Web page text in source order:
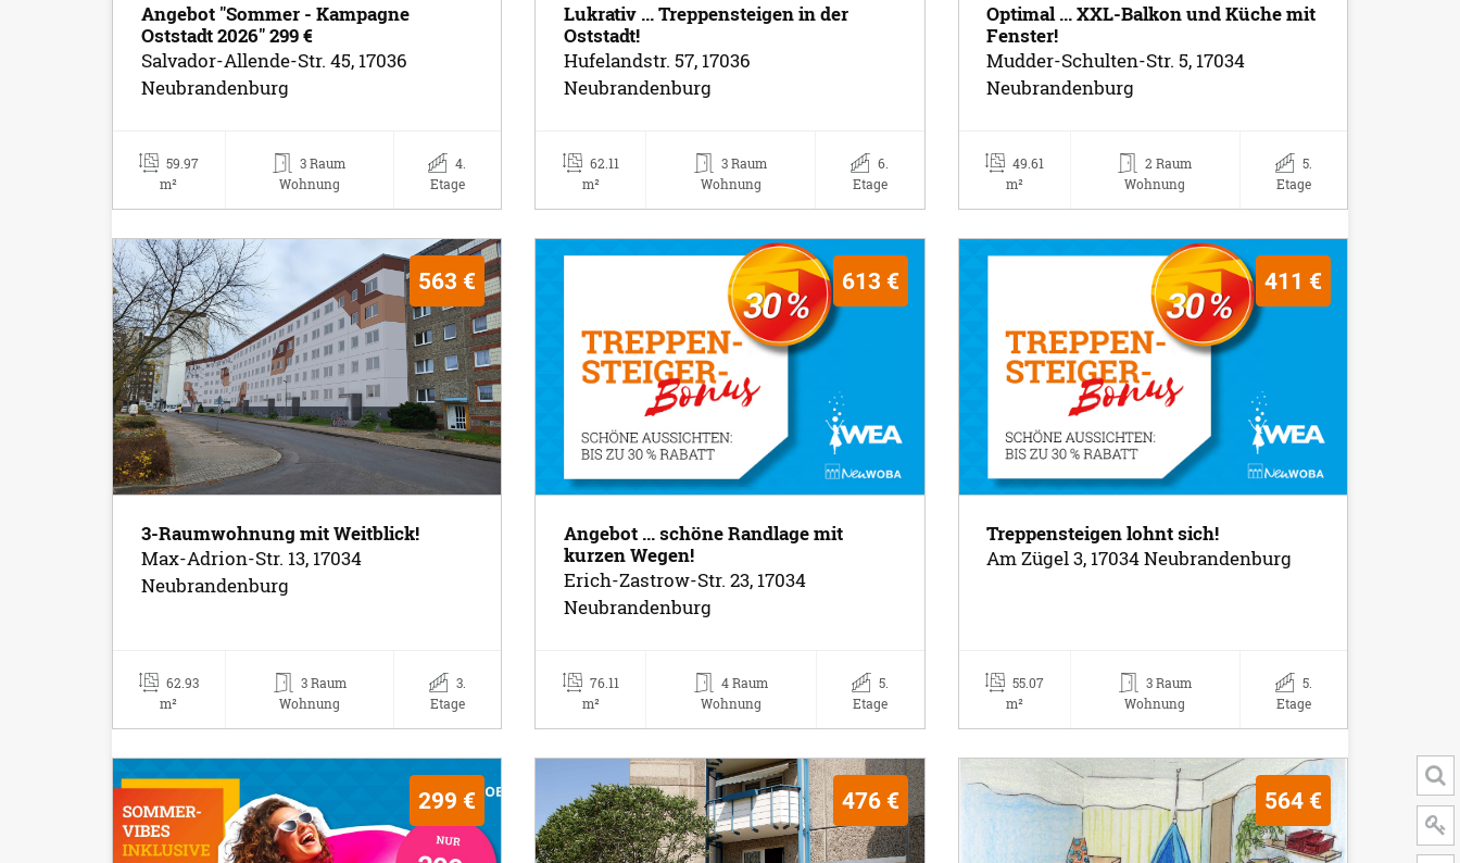
Angebot "Sommer - Kampagne
Oststadt 2026" 299 €
Salvador-Allende-Str. 45, 17036
Neubrandenburg
59.97
m²
3 Raum
Wohnung
4.
Etage
Lukrativ ... Treppensteigen in der
Oststadt!
Hufelandstr. 57, 17036
Neubrandenburg
62.11
m²
3 Raum
Wohnung
6.
Etage
Optimal ... XXL-Balkon und Küche mit
Fenster!
Mudder-Schulten-Str. 5, 17034
Neubrandenburg
49.61
m²
2 Raum
Wohnung
5.
Etage
563 €
3-Raumwohnung mit Weitblick!
Max-Adrion-Str. 13, 17034
Neubrandenburg
62.93
m²
3 Raum
Wohnung
3.
Etage
613 €
Angebot ... schöne Randlage mit
kurzen Wegen!
Erich-Zastrow-Str. 23, 17034
Neubrandenburg
76.11
m²
4 Raum
Wohnung
5.
Etage
411 €
Treppensteigen lohnt sich!
Am Zügel 3, 17034 Neubrandenburg
55.07
m²
3 Raum
Wohnung
5.
Etage
299 € 476 € 564 €